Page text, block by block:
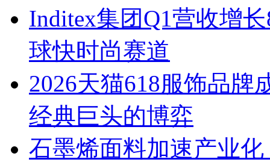
Inditex集团Q1营收增
球快时尚赛道
2026天猫618服饰品牌
经典巨头的博弈
石墨烯面料加速产业